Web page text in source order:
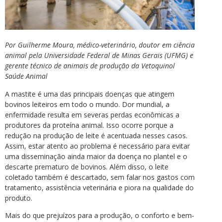
Por Guilherme Moura, médico-veterinário, doutor em ciência
animal pela Universidade Federal de Minas Gerais (UFMG) e
gerente técnico de animais de produção da Vetoquinol
Saúde Animal
A mastite é uma das principais doenças que atingem
bovinos leiteiros em todo o mundo. Dor mundial, a
enfermidade resulta em severas perdas econômicas a
produtores da proteína animal. Isso ocorre porque a
redução na produção de leite é acentuada nesses casos.
Assim, estar atento ao problema é necessário para evitar
uma disseminação ainda maior da doença no plantel e o
descarte prematuro de bovinos. Além disso, o leite
coletado também é descartado, sem falar nos gastos com
tratamento, assistência veterinária e piora na qualidade do
produto.
Mais do que prejuízos para a produção, o conforto e bem-